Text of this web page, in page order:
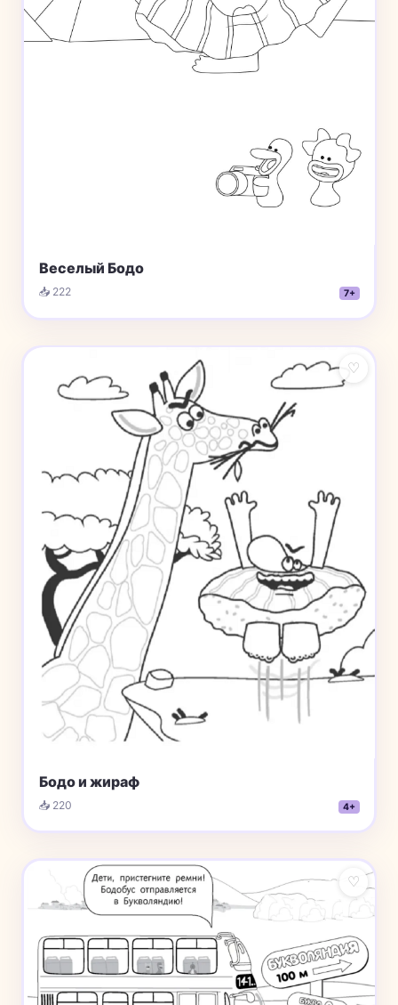
Веселый Бодо
📥 222 7+
♡
Бодо и жираф
📥 220 4+
♡